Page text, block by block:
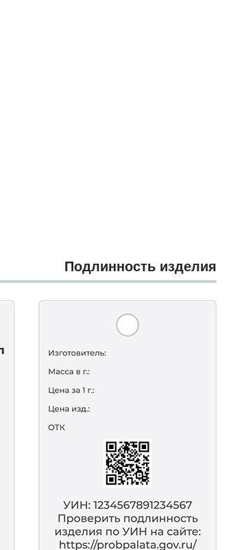
Подлинность изделия